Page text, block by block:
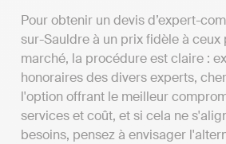
Pour obtenir un devis d’expert-
sur-Sauldre à un prix fidèle à ceux
marché, la procédure est claire :
honoraires des divers experts,
l'option offrant le meilleur
services et coût, et si cela ne
besoins, pensez à envisager